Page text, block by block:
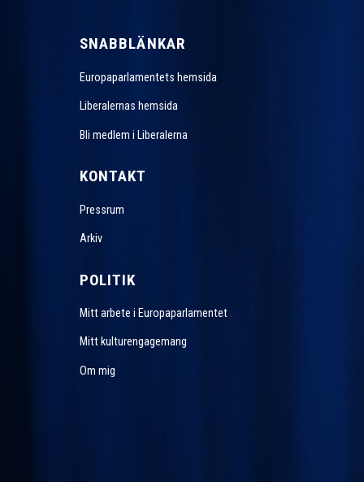
SNABBLÄNKAR
Europaparlamentets hemsida
Liberalernas hemsida
Bli medlem i Liberalerna
KONTAKT
Pressrum
Arkiv
POLITIK
Mitt arbete i Europaparlamentet
Mitt kulturengagemang
Om mig